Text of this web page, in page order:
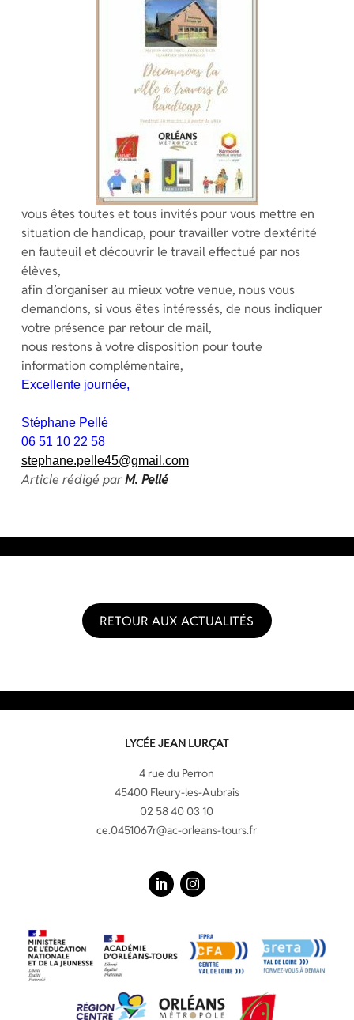
vous êtes toutes et tous invités pour vous mettre en
situation de handicap, pour travailler votre dextérité
en fauteuil et découvrir le travail effectué par nos
élèves,
afin d’organiser au mieux votre venue, nous vous
demandons, si vous êtes intéressés, de nous indiquer
votre présence par retour de mail,
nous restons à votre disposition pour toute
information complémentaire,
Excellente journée,
Stéphane Pellé
06 51 10 22 58
stephane.pelle45@gmail.com
Article rédigé parM. Pellé
RETOUR AUX ACTUALITÉS
LYCÉE JEAN LURÇAT
4 rue du Perron
45400 Fleury-les-Aubrais
02 58 40 03 10
ce.0451067r@ac-orleans-tours.fr